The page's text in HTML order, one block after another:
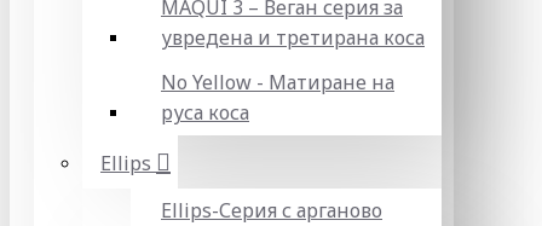
MAQUI 3 – Веган серия за
увредена и третирана коса
No Yellow - Матиране на
руса коса
Ellips
Ellips-Серия с арганово